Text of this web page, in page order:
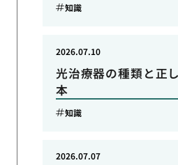
知識
光治療器の種類と正
本
2026.07.10
知識
2026.07.07